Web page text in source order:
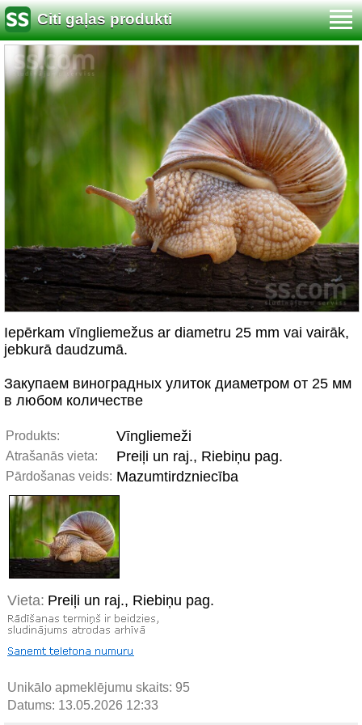
Citi gaļas produkti
Iepērkam vīngliemežus ar diametru 25 mm vai vairāk,
jebkurā daudzumā.
Закупаем виноградных улиток диаметром от 25 мм
в любом количестве
Produkts: Vīngliemeži
Atrašanās vieta: Preiļi un raj., Riebiņu pag.
Pārdošanas veids: Mazumtirdzniecība
Vieta: Preiļi un raj., Riebiņu pag.
Unikālo apmeklējumu skaits: 95
Datums: 13.05.2026 12:33